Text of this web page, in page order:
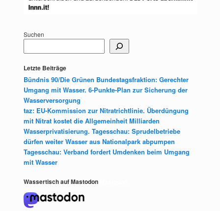
Suchen
Letzte Beiträge
Bündnis 90/Die Grünen Bundestagsfraktion: Gerechter
Umgang mit Wasser. 6-Punkte-Plan zur Sicherung der
Wasserversorgung
taz: EU-Kommission zur Nitratrichtlinie. Überdüngung
mit Nitrat kostet die Allgemeinheit Milliarden
Wasserprivatisierung. Tagesschau: Sprudelbetriebe
dürfen weiter Wasser aus Nationalpark abpumpen
Tagesschau: Verband fordert Umdenken beim Umgang
mit Wasser
Wassertisch auf Mastodon